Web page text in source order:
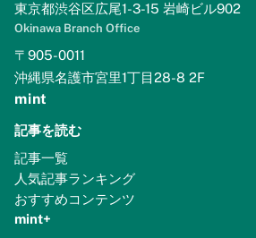
東京都渋谷区広尾1-3-15 岩崎ビル902
Okinawa Branch Office
〒905-0011
沖縄県名護市宮里1丁目28-8 2F
mint
記事を読む
記事一覧
人気記事ランキング
おすすめコンテンツ
mint+